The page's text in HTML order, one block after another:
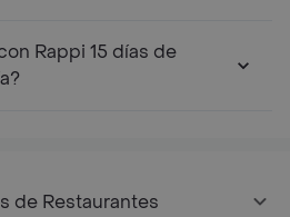
Rappi 15 días de
de Restaurantes